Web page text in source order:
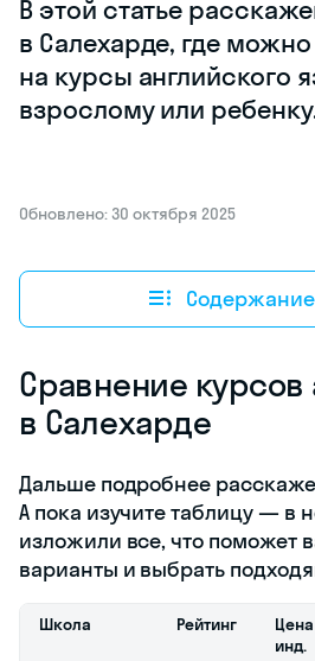
Подбор
школы — та
еще задача.
как много
потратить
времени,
подробности
о каждой,
сделали это
за вас. В этой
статье
расскажем
о 7 школах